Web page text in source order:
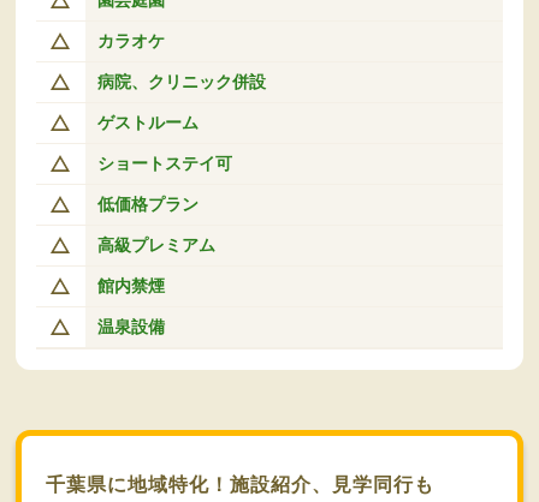
カラオケ
病院、クリニック併設
ゲストルーム
ショートステイ可
低価格プラン
高級プレミアム
館内禁煙
温泉設備
千葉県に地域特化！施設紹介、見学同行も